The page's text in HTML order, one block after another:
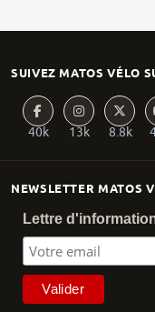
NEWSLETTER MATOS
Lettre
SUIVEZ MATOS VÉLO
40k 13k 8.8k